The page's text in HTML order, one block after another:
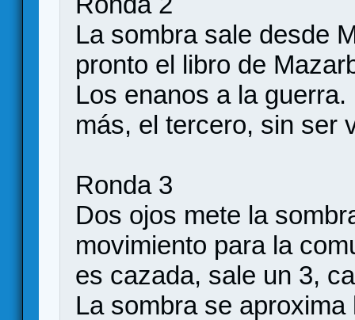
La sombra sale desde
pronto el libro de
Los enanos a la
más, el tercero, sin ser
Ronda 3
Dos ojos mete la
movimiento para la
es cazada, sale un 3,
La sombra se